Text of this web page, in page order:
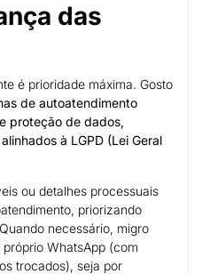
das
é prioridade máxima. Gosto
de autoatendimento
proteção de dados,
à LGPD (Lei Geral
ou detalhes processuais
priorizando
necessário, migro
WhatsApp (com
trocados), seja por